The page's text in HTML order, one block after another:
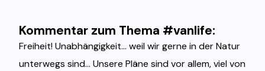
Kommentar zum Thema #vanlife:
Freiheit! Unabhängigkeit... weil wir gerne in der Natur
unterwegs sind... Unsere Pläne sind vor allem, viel von